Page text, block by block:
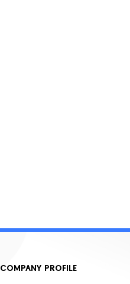
COMPANY PROFILE